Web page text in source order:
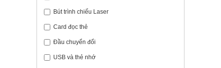
Bút trình chiếu Laser
Card đọc thẻ
Đầu chuyển đổi
USB và thẻ nhớ